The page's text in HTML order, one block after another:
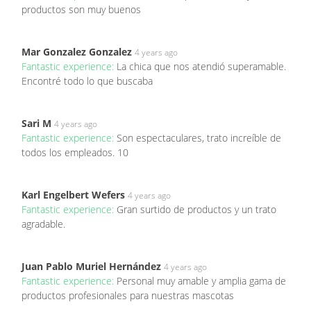
productos son muy buenos
Mar Gonzalez Gonzalez 4 years ago
Fantastic experience: La chica que nos atendió superamable.
Encontré todo lo que buscaba
Sari M 4 years ago
Fantastic experience: Son espectaculares, trato increíble de
todos los empleados. 10
Karl Engelbert Wefers 4 years ago
Fantastic experience: Gran surtido de productos y un trato
agradable.
Juan Pablo Muriel Hernández 4 years ago
Fantastic experience: Personal muy amable y amplia gama de
productos profesionales para nuestras mascotas